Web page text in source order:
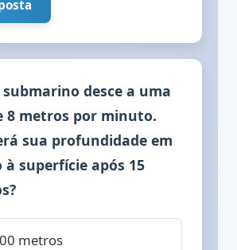
submarino desce a uma
8 metros por minuto.
sua profundidade em
à superfície após 15
metros